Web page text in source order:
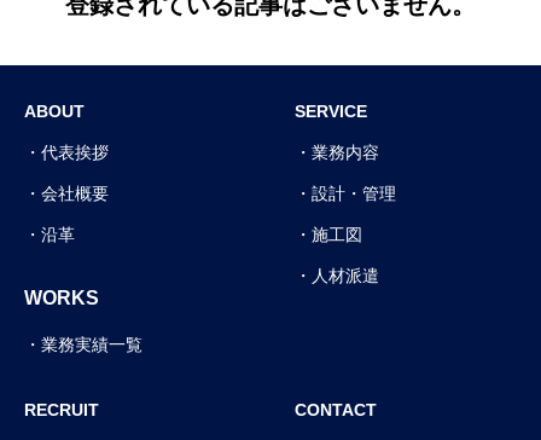
ABOUT
代表挨拶
会社概要
沿革
WORKS
業務実績一覧
SERVICE
業務内容
設計・管理
施工図
人材派遣
RECRUIT CONTACT